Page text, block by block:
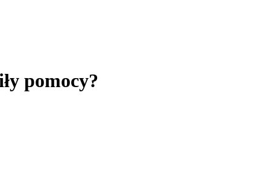
pomocy?